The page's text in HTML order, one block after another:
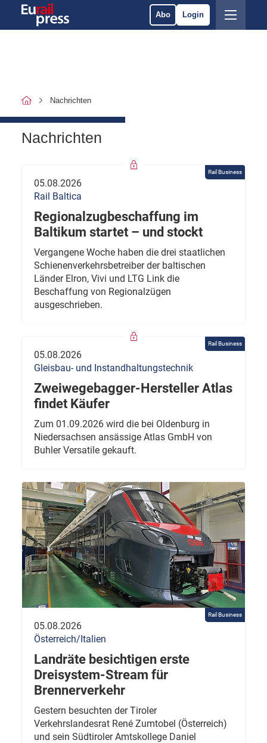
Abo Login
Nachrichten
Nachrichten
Rail Business
05.08.2026
Rail Baltica
Regionalzugbeschaffung im
Baltikum startet – und stockt
Vergangene Woche haben die drei staatlichen
Schienenverkehrsbetreiber der baltischen
Länder Elron, Vivi und LTG Link die
Beschaffung von Regionalzügen
ausgeschrieben.
Rail Business
05.08.2026
Gleisbau- und Instandhaltungstechnik
Zweiwegebagger-Hersteller Atlas
findet Käufer
Zum 01.09.2026 wird die bei Oldenburg in
Niedersachsen ansässige Atlas GmbH von
Buhler Versatile gekauft.
Rail Business
05.08.2026
Österreich/Italien
Landräte besichtigen erste
Dreisystem-Stream für
Brennerverkehr
Gestern besuchten der Tiroler
Verkehrslandesrat René Zumtobel (Österreich)
und sein Südtiroler Amtskollege Daniel